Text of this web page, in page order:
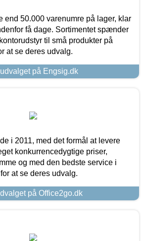
end 50.000 varenumre på lager, klar
få dage. Sortimentet spænder
til små produkter på
at se deres udvalg.
på Engsig.dk
i 2011, med det formål at levere
konkurrencedygtige priser,
og med den bedste service i
at se deres udvalg.
på Office2go.dk